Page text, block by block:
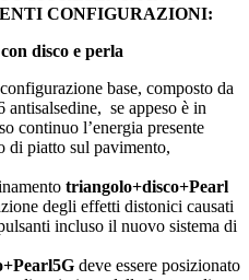
CONFIGURAZIONI:
disco e perla
base, composto da
se appeso è in
continuo l’energia presente
di piatto sul pavimento,
triangolo+disco+Pearl
degli effetti distonici causati
incluso il nuovo sistema di
deve essere posizionato